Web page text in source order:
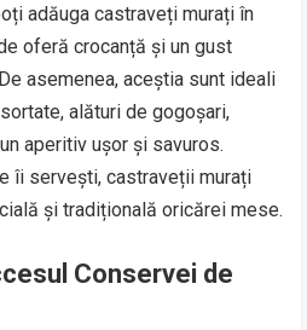
adăuga castraveți murați în
oferă crocanță și un gust
asemenea, aceștia sunt ideali
alături de gogoșari,
aperitiv ușor și savuros.
îi servești, castraveții murați
și tradițională oricărei mese.
Conservei de